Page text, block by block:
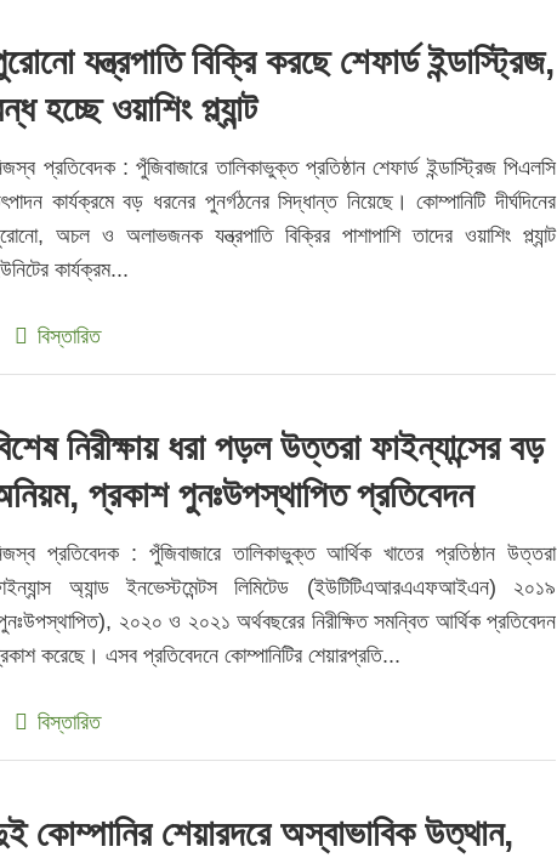
যন্ত্রপাতি বিক্রি করছে শেফার্ড ইন্ডাস্ট্রিজ,
হচ্ছে ওয়াশিং প্ল্যান্ট
প্রতিবেদক : পুঁজিবাজারে তালিকাভুক্ত প্রতিষ্ঠান শেফার্ড ইন্ডাস্ট্রিজ পিএলসি
কার্যক্রমে বড় ধরনের পুনর্গঠনের সিদ্ধান্ত নিয়েছে। কোম্পানিটি দীর্ঘদিনের
অচল ও অলাভজনক যন্ত্রপাতি বিক্রির পাশাপাশি তাদের ওয়াশিং প্ল্যান্ট
কার্যক্রম...
বিস্তারিত
নিরীক্ষায় ধরা পড়ল উত্তরা ফাইন্যান্সের বড়
প্রকাশ পুনঃউপস্থাপিত প্রতিবেদন
প্রতিবেদক : পুঁজিবাজারে তালিকাভুক্ত আর্থিক খাতের প্রতিষ্ঠান উত্তরা
অ্যান্ড ইনভেস্টমেন্টস লিমিটেড (ইউটিটিএআরএএফআইএন) ২০১৯
২০২০ ও ২০২১ অর্থবছরের নিরীক্ষিত সমন্বিত আর্থিক প্রতিবেদন
করেছে। এসব প্রতিবেদনে কোম্পানিটির শেয়ারপ্রতি...
বিস্তারিত
কোম্পানির শেয়ারদরে অস্বাভাবিক উত্থান,